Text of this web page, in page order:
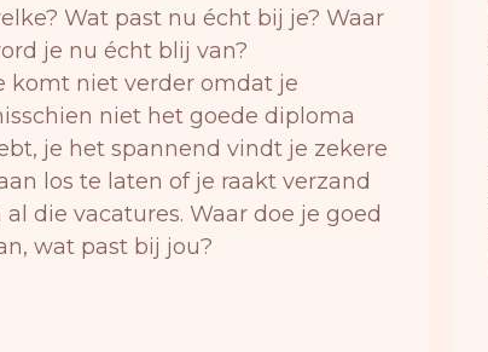
Wat past nu écht bij je? Waar
je nu écht blij van?
komt niet verder omdat je
niet het goede diploma
je het spannend vindt je zekere
los te laten of je raakt verzand
al die vacatures. Waar doe je goed
wat past bij jou?